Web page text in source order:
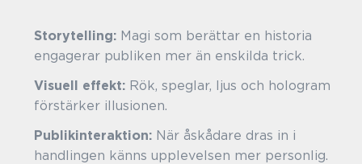
Storytelling: Magi som berättar en historia
engagerar publiken mer än enskilda trick.
Visuell effekt: Rök, speglar, ljus och hologram
förstärker illusionen.
Publikinteraktion: När åskådare dras in i
handlingen känns upplevelsen mer personlig.